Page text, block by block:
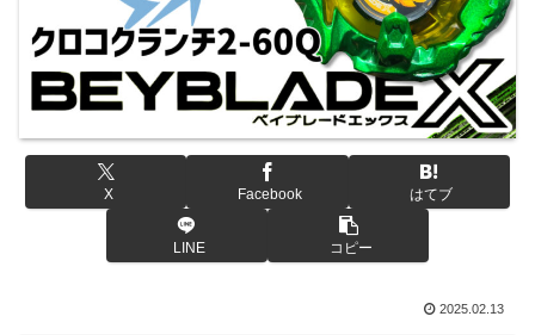
X Facebook はてブ
LINE コピー
2025.02.13